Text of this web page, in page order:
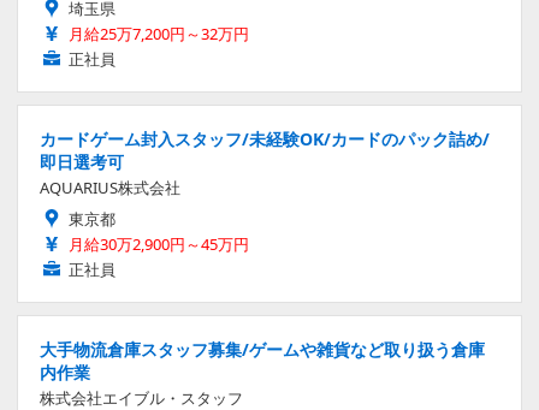
埼玉県
月給25万7,200円～32万円
正社員
カードゲーム封入スタッフ/未経験OK/カードのパック詰め/
即日選考可
AQUARIUS株式会社
東京都
月給30万2,900円～45万円
正社員
大手物流倉庫スタッフ募集/ゲームや雑貨など取り扱う倉庫
内作業
株式会社エイブル・スタッフ